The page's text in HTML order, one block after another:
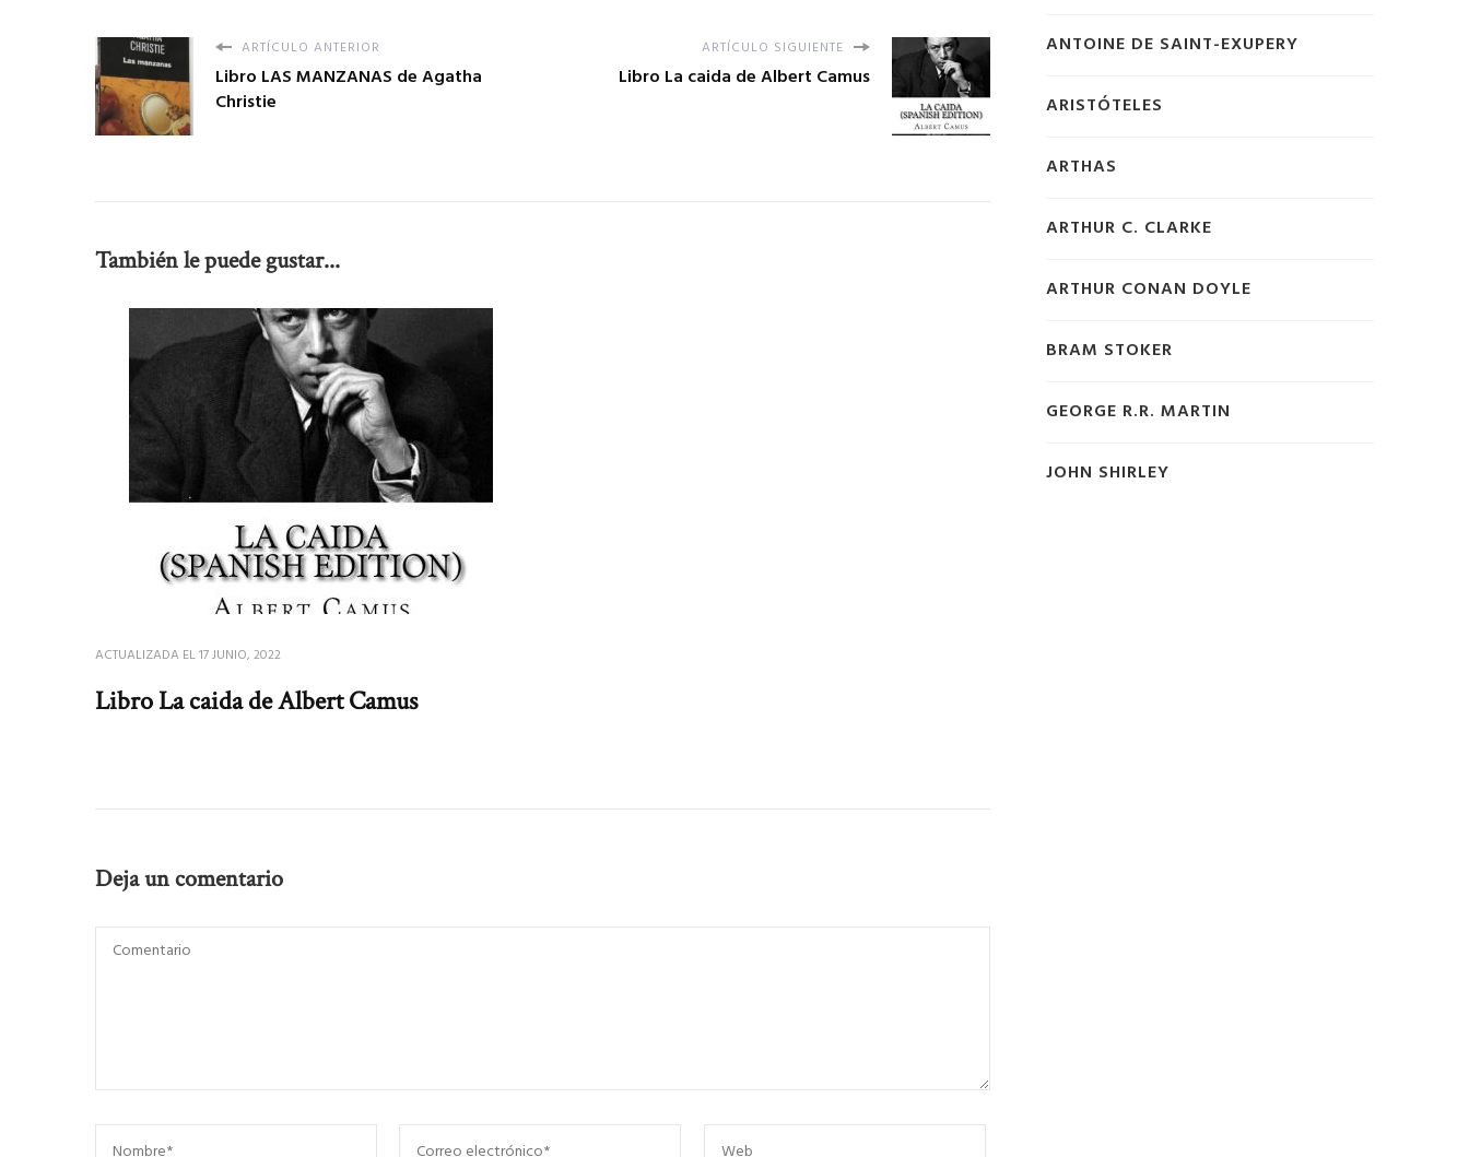
ARTÍCULO ANTERIOR
Libro LAS MANZANAS de Agatha
Christie
ARTÍCULO SIGUIENTE
Libro La caida de Albert Camus
También le puede gustar...
ACTUALIZADA EL17 JUNIO, 2022
Libro La caida de Albert Camus
Deja un comentario
ANTOINE DE SAINT-EXUPERY
ARISTÓTELES
ARTHAS
ARTHUR C. CLARKE
ARTHUR CONAN DOYLE
BRAM STOKER
GEORGE R.R. MARTIN
JOHN SHIRLEY